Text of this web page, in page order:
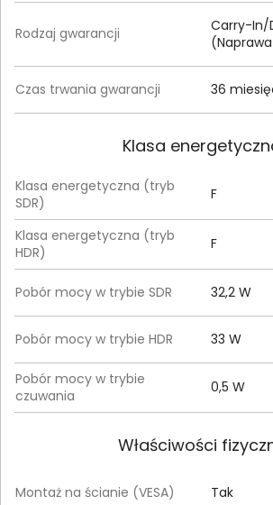
Rodzaj gwarancji
Carry-In/
Czas trwania gwarancji 36
Klasa
Klasa energetyczna (tryb
SDR)
F
Klasa energetyczna (tryb
HDR)
F
Pobór mocy w trybie SDR 32,2 W
Pobór mocy w trybie HDR 33 W
Pobór mocy w trybie
czuwania
0,5 W
Właściwości
Montaż na ścianie (VESA) Tak